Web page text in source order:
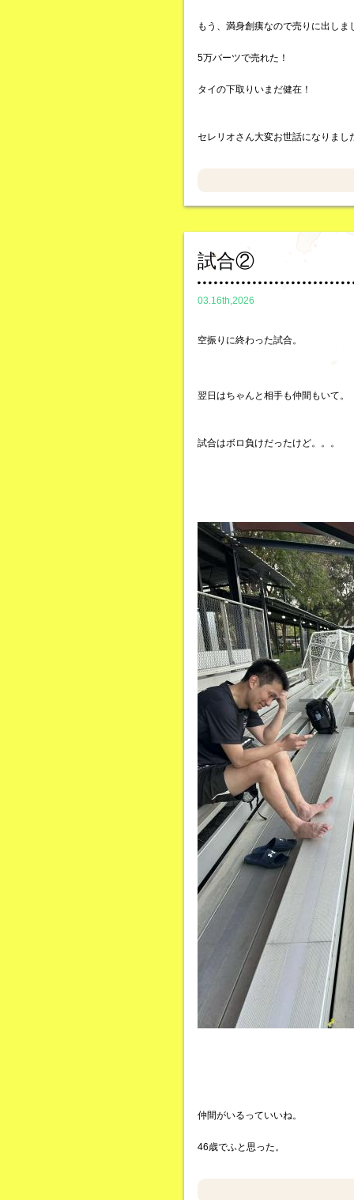
もう、満身創痍なので売りに出しま
5万バーツで売れた！
タイの下取りいまだ健在！
セレリオさん大変お世話になりまし
試合②
03.16th,2026
空振りに終わった試合。
翌日はちゃんと相手も仲間もいて。
試合はボロ負けだったけど。。。
仲間がいるっていいね。
46歳でふと思った。